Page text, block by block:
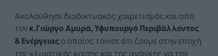
Ακολούθησε διαδικτυακός χαιρετισμός και από
τονκ.Γιώργο Αμυρά, Υφυπουργό Περιβάλλοντος
& Ενέργειας ο οποίος τόνισε ότι ζούμε στην εποχή
της κλιματικής κρίσης και της ανάγκης να την